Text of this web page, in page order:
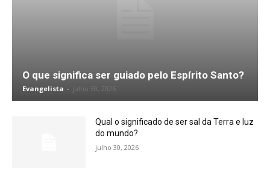
O que significa ser guiado pelo Espírito Santo?
Evangelista - julho 30, 2026
Qual o significado de ser sal da Terra e luz
do mundo?
julho 30, 2026